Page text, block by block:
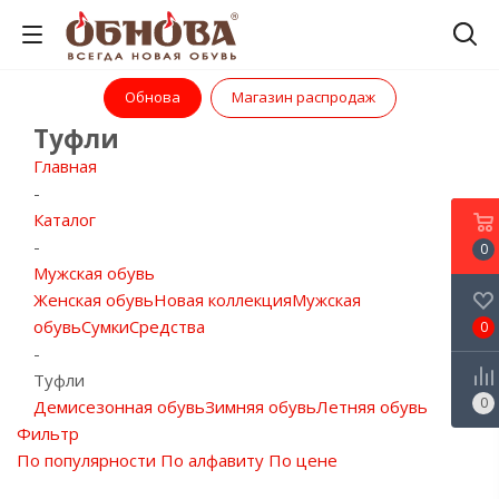
Обнова Магазин распродаж
Туфли
Главная
-
Каталог
-
Мужская обувь
Женская обувьНовая коллекцияМужская
обувьСумкиСредства
-
Туфли
Демисезонная обувьЗимняя обувьЛетняя обувь
Фильтр
По популярности По алфавиту По цене
0
0
0